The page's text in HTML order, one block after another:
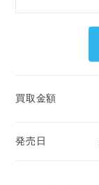
買取金額
発売日